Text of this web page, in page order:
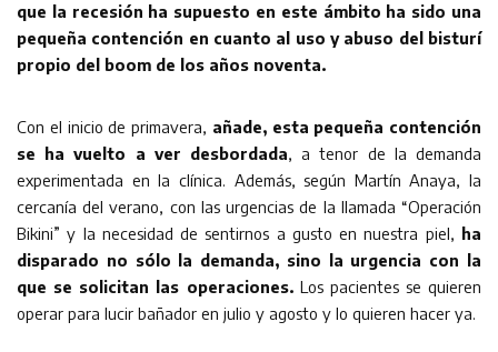
que la recesión ha supuesto en este ámbito ha sido una
pequeña contención en cuanto al uso y abuso del bisturí
propio del boom de los años noventa.
Con el inicio de primavera, añade, esta pequeña contención
se ha vuelto a ver desbordada, a tenor de la demanda
experimentada en la clínica. Además, según Martín Anaya, la
cercanía del verano, con las urgencias de la llamada “Operación
Bikini” y la necesidad de sentirnos a gusto en nuestra piel, ha
disparado no sólo la demanda, sino la urgencia con la
que se solicitan las operaciones.Los pacientes se quieren
operar para lucir bañador en julio y agosto y lo quieren hacer ya.